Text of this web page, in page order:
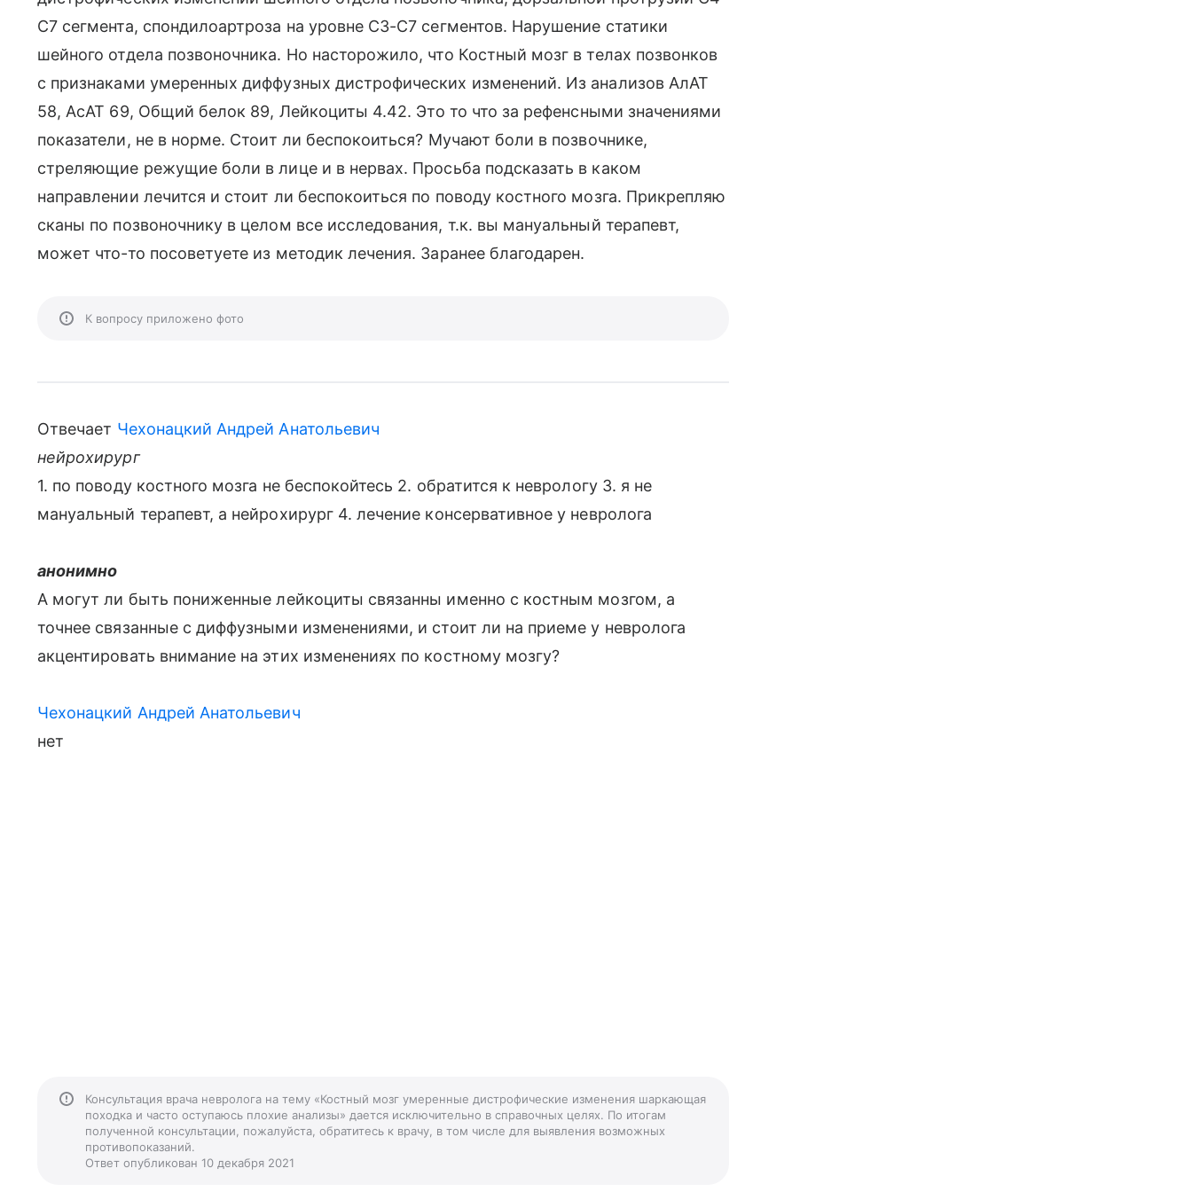
С7 сегмента, спондилоартроза на уровне С3-С7 сегментов. Нарушение статики
шейного отдела позвоночника. Но насторожило, что Костный мозг в телах позвонков
с признаками умеренных диффузных дистрофических изменений. Из анализов АлАТ
58, АсАТ 69, Общий белок 89, Лейкоциты 4.42. Это то что за рефенсными значениями
показатели, не в норме. Стоит ли беспокоиться? Мучают боли в позвочнике,
стреляющие режущие боли в лице и в нервах. Просьба подсказать в каком
направлении лечится и стоит ли беспокоиться по поводу костного мозга. Прикрепляю
сканы по позвоночнику в целом все исследования, т.к. вы мануальный терапевт,
может что-то посоветуете из методик лечения. Заранее благодарен.
К вопросу приложено фото
Отвечает Чехонацкий Андрей Анатольевич
нейрохирург
1. по поводу костного мозга не беспокойтесь 2. обратится к неврологу 3. я не
мануальный терапевт, а нейрохирург 4. лечение консервативное у невролога
анонимно
А могут ли быть пониженные лейкоциты связанны именно с костным мозгом, а
точнее связанные с диффузными изменениями, и стоит ли на приеме у невролога
акцентировать внимание на этих изменениях по костному мозгу?
Чехонацкий Андрей Анатольевич
нет
Консультация врача невролога на тему «Костный мозг умеренные дистрофические изменения шаркающая
походка и часто оступаюсь плохие анализы» дается исключительно в справочных целях. По итогам
полученной консультации, пожалуйста, обратитесь к врачу, в том числе для выявления возможных
противопоказаний.
Ответ опубликован 10 декабря 2021